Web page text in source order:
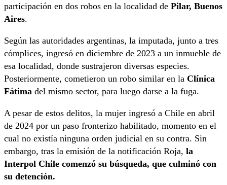
participación en dos robos en la localidad de Pilar, Buenos
Aires.
Según las autoridades argentinas, la imputada, junto a tres
cómplices, ingresó en diciembre de 2023 a un inmueble de
esa localidad, donde sustrajeron diversas especies.
Posteriormente, cometieron un robo similar en la Clínica
Fátima del mismo sector, para luego darse a la fuga.
A pesar de estos delitos, la mujer ingresó a Chile en abril
de 2024 por un paso fronterizo habilitado, momento en el
cual no existía ninguna orden judicial en su contra. Sin
embargo, tras la emisión de la notificación Roja, la
Interpol Chile comenzó su búsqueda, que culminó con
su detención.